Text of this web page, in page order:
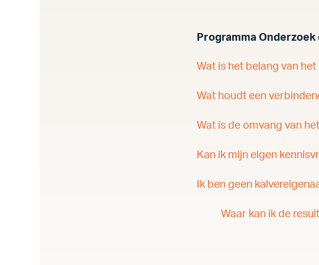
Programma Onderzoek
Wat is het belang van
Wat houdt een
Wat is de omvang van
Kan ik mijn eigen
Ik ben geen
Waar kan ik de